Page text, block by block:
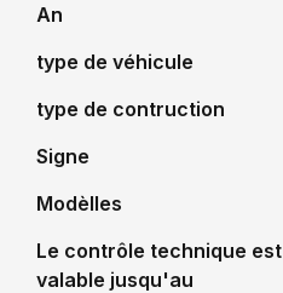
An
type de véhicule
type de contruction
Signe
Modèlles
Le contrôle technique est
valable jusqu'au